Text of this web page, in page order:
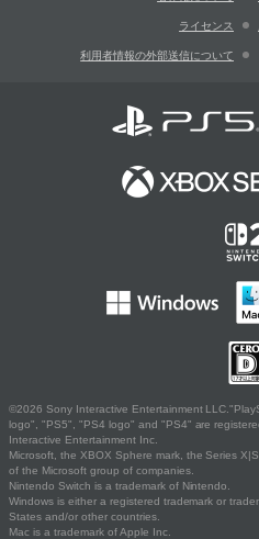
ライセンス
利用者情報の外部送信について
©2026 Sony Interactive Entertainment
logo", "PS5", "PS4 logo" and "PS4" are
Interactive Entertainment Inc.
Microsoft, the XBOX Sphere mark, the Series
of the Microsoft group of companies.
Nintendo Switch is a trademark of Nintendo.
Windows is either a registered trademark or
States and/or other countries.
Mac is a trademark of Apple Inc.